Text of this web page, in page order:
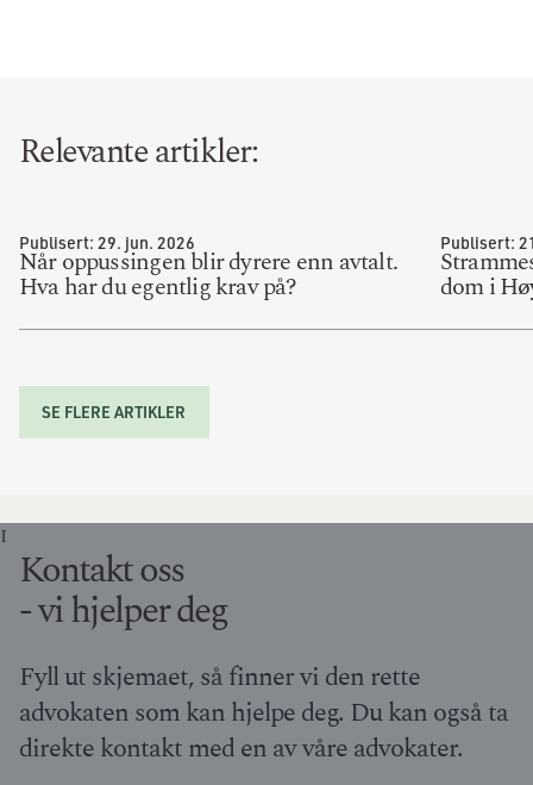
Relevante artikler:
Publisert: 29. jun. 2026
Når oppussingen blir dyrere enn avtalt.
Hva har du egentlig krav på?
Publisert:
dom i
SE FLERE ARTIKLER
Kontakt oss
- vi hjelper deg
Fyll ut skjemaet, så finner vi den rette
advokaten som kan hjelpe deg. Du kan også ta
direkte kontakt med en av våre advokater.
I